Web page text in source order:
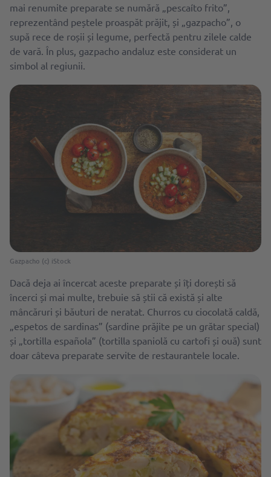
mai renumite preparate se numără „pescaíto frito”,
reprezentând peștele proaspăt prăjit, și „gazpacho”, o
supă rece de roșii și legume, perfectă pentru zilele calde
de vară. În plus, gazpacho andaluz este considerat un
simbol al regiunii.
Gazpacho (c) iStock
Dacă deja ai încercat aceste preparate și îți dorești să
încerci și mai multe, trebuie să știi că există și alte
mâncăruri și băuturi de neratat. Churros cu ciocolată caldă,
„espetos de sardinas” (sardine prăjite pe un grătar special)
și „tortilla española” (tortilla spaniolă cu cartofi și ouă) sunt
doar câteva preparate servite de restaurantele locale.